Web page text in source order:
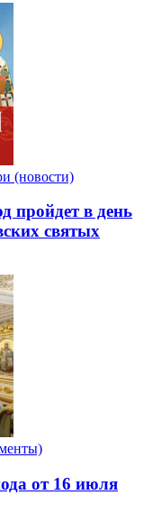
(новости)
пройдет в день
святых
от 16 июля